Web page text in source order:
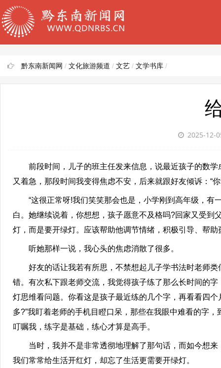
黔东南新闻网 / 文化旅游频道 / 文艺 / 文学书库 /
2025-12-
前段时间，儿子的班主任发来信息，说最近孩子的数学
又着急，那段时间我变得焦虑不安，后来就跟好友倾诉：“
“这很正常呀!我们笑笑那会也是，小学刚到高年级，有一
白。她继续说着，你想想，孩子愿意不及格吗?回家又受到
灯，而是要开绿灯。应该帮助他调节情绪，积极引导、帮助
听她那样一说，我心头的焦虑消散了很多。
好友的话让我若有所思，不禁想起儿子学书法时老师类
错。有次私下跟老师交流，我觉得孩子练了那么长时间的
灯思维看问题。你看这是孩子最近练的几个字，再看看四
多?”我盯着老师的手机目瞪口呆，那些在我眼中难看的字
叮嘱我，练字是基础，练心才算是高手。
当时，我并不是非常透彻地理解了那句话，而如今想来
我们常常给生活开红灯，却忘了生活更需要开绿灯。